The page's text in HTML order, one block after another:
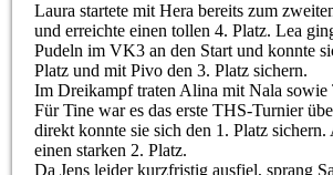
Laura startete mit Hera bereits zum
und erreichte einen tollen 4. Platz. Lea
Pudeln im VK3 an den Start und konnte
Platz und mit Pivo den 3. Platz sichern.
Im Dreikampf traten Alina mit Nala sowie
Für Tine war es das erste THS-Turnier
direkt konnte sie sich den 1. Platz
einen starken 2. Platz.
Da Jens leider kurzfristig ausfiel, sprang